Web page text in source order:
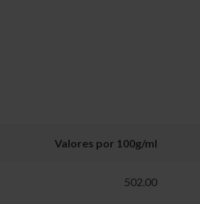
Valores por 100g/ml
502.00